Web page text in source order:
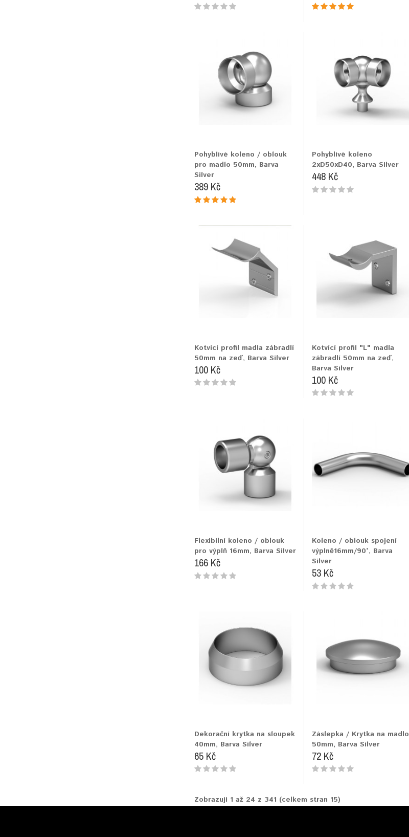
Pohyblivé koleno / oblouk
pro madlo 50mm, Barva
Silver
389 Kč
Pohyblivé koleno
2xD50xD40, Barva Silver
448 Kč
Kotvící profil madla zábradlí
50mm na zeď, Barva Silver
100 Kč
Kotvící profil "L" madla
zábradlí 50mm na zeď,
Barva Silver
100 Kč
Flexibilní koleno / oblouk
pro výplň 16mm, Barva Silver
166 Kč
Koleno / oblouk spojení
výplně16mm/90°, Barva
Silver
53 Kč
Dekorační krytka na sloupek
40mm, Barva Silver
65 Kč
Záslepka / Krytka na madlo
50mm, Barva Silver
72 Kč
Zobrazuji 1 až 24 z 341 (celkem stran 15)